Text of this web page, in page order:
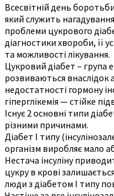
Всесвітній день
який служить
проблеми цукрового
діагностики хвороби, її
та можливості лікування.
Цукровий діабет –
розвиваються внаслідок
недостатності гормону
гіперглікемія — стійке
Існує 2 основні типи
різними причинами.
Діабет І типу
організм виробляє мало
Нестача інсуліну
цукру в крові
люди з діабетом І типу